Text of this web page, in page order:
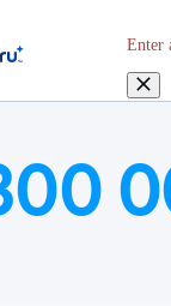
Enter